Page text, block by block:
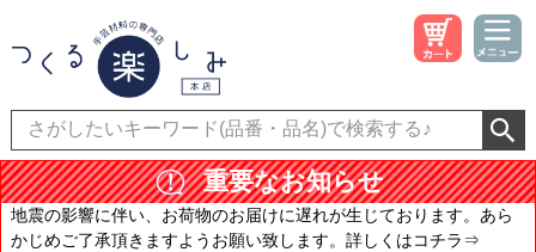
重要なお知らせ
地震の影響に伴い、お荷物のお届けに遅れが生じております。あら
かじめご了承頂きますようお願い致します。詳しくはコチラ⇒